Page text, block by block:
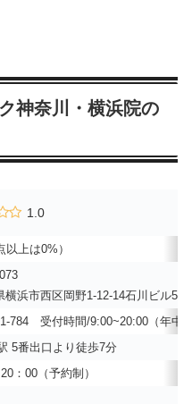
神奈川・横浜院の
1.0
以上は0%）
横浜市西区岡野1-12-14石川ビル5階
784 受付時間/9:00~20:00（年中
5番出口より徒歩7分
：00（予約制）